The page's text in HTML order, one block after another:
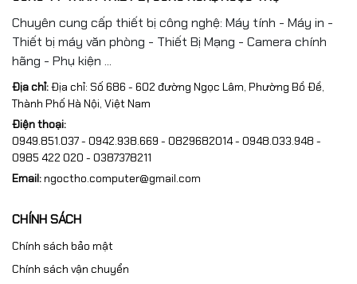
Chuyên cung cấp thiết bị công nghệ: Máy tính - Máy in -
Thiết bị máy văn phòng - Thiết Bị Mạng - Camera chính
hãng - Phụ kiện ...
Địa chỉ:Địa chỉ: Số 686 - 602 đường Ngọc Lâm, Phường Bồ Đề,
Thành Phố Hà Nội, Việt Nam
Điện thoại:
0949.851.037 - 0942.938.669 - 0829682014 - 0948.033.948 -
0985 422 020 - 0387378211
Email:ngoctho.computer@gmail.com
CHÍNH SÁCH
Chính sách bảo mật
Chính sách vận chuyển